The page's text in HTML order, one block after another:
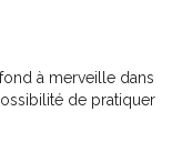
à merveille dans
de pratiquer